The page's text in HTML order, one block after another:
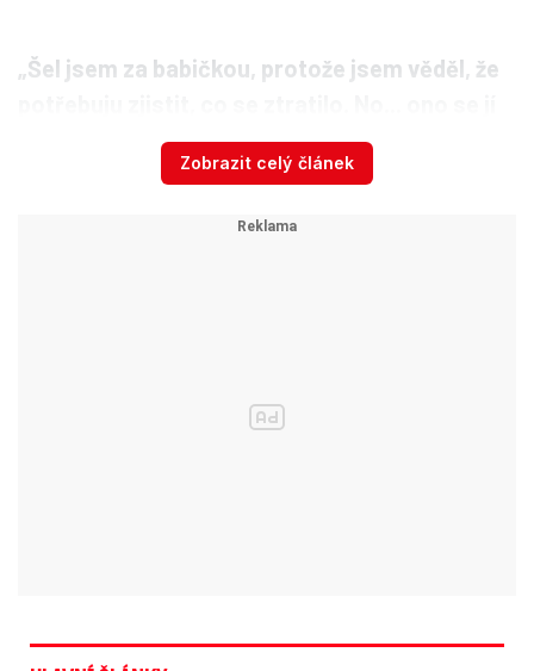
„Šel jsem za babičkou, protože jsem věděl, že
ztratily kompoty. A v tu chvilku jsem si řekl, co
by tenkrát řekl Columbo, kdyby byl na tom
pojedou, ale případ ukradených kompotů
Zobrazit celý článek